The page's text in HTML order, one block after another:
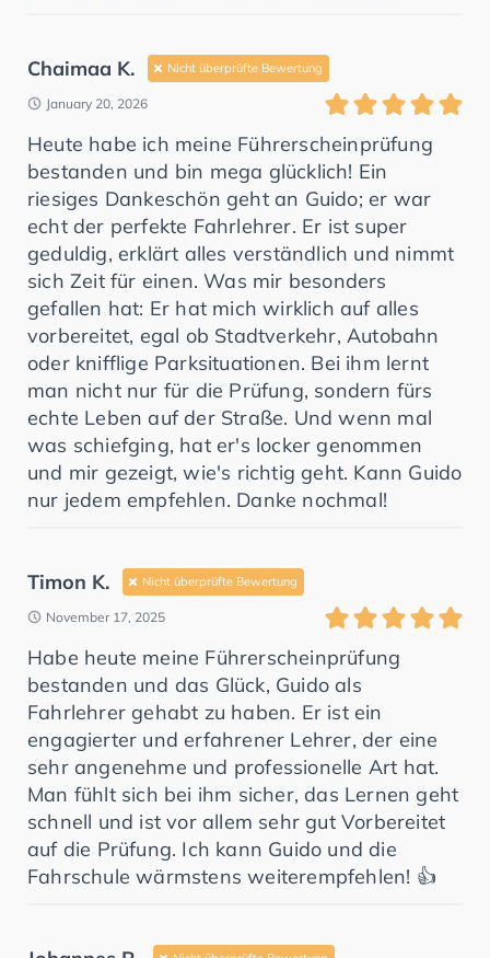
Chaimaa K. Nicht überprüfte Bewertung
January 20, 2026
Heute habe ich meine Führerscheinprüfung
bestanden und bin mega glücklich! Ein
riesiges Dankeschön geht an Guido; er war
echt der perfekte Fahrlehrer. Er ist super
geduldig, erklärt alles verständlich und nimmt
sich Zeit für einen. Was mir besonders
gefallen hat: Er hat mich wirklich auf alles
vorbereitet, egal ob Stadtverkehr, Autobahn
oder knifflige Parksituationen. Bei ihm lernt
man nicht nur für die Prüfung, sondern fürs
echte Leben auf der Straße. Und wenn mal
was schiefging, hat er's locker genommen
und mir gezeigt, wie's richtig geht. Kann Guido
nur jedem empfehlen. Danke nochmal!
Timon K. Nicht überprüfte Bewertung
November 17, 2025
Habe heute meine Führerscheinprüfung
bestanden und das Glück, Guido als
Fahrlehrer gehabt zu haben. Er ist ein
engagierter und erfahrener Lehrer, der eine
sehr angenehme und professionelle Art hat.
Man fühlt sich bei ihm sicher, das Lernen geht
schnell und ist vor allem sehr gut Vorbereitet
auf die Prüfung. Ich kann Guido und die
Fahrschule wärmstens weiterempfehlen! 👍